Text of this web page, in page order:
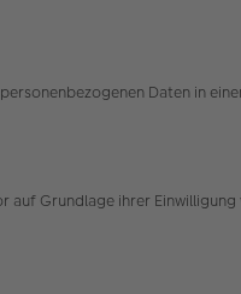
Daten in
auf Grundlage ihrer